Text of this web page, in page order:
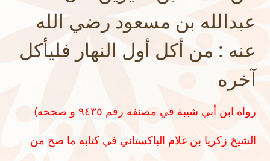
عبدالله بن مسعود رضي الله
عنه : من أكل أول النهار فليأكل
آخره
(رواه ابن أبي شيبة في مصنفه رقم ٩٤٣٥ و صححه
الشيخ زكريا بن غلام الباكستاني في كتابه ما صح من